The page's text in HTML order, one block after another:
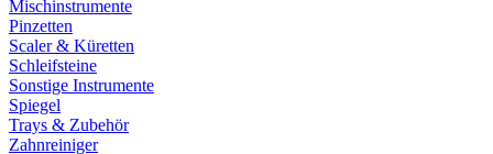
Mischinstrumente
Pinzetten
Scaler & Küretten
Schleifsteine
Sonstige Instrumente
Spiegel
Trays & Zubehör
Zahnreiniger